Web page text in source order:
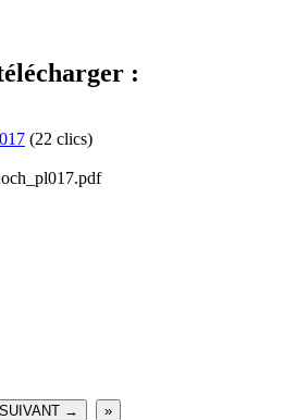
:
(22 clics)
SUIVANT → »